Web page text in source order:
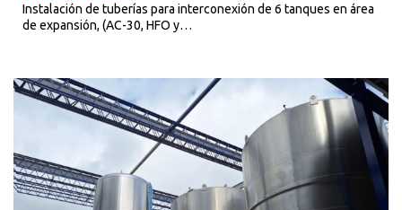
Instalación de tuberías para interconexión de 6 tanques en área
de expansión, (AC-30, HFO y…